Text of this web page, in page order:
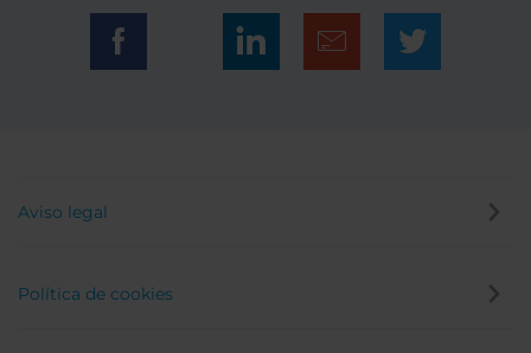
Aviso legal
Política de cookies